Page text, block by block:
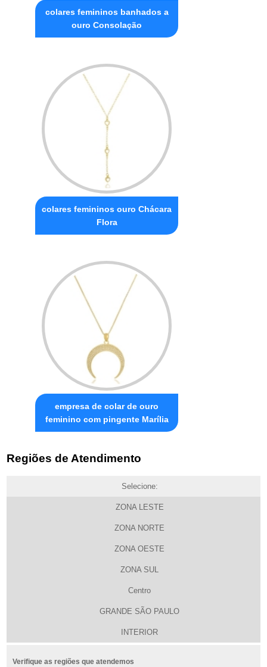
colares femininos banhados a
ouro Consolação
colares femininos ouro Chácara
Flora
empresa de colar de ouro
feminino com pingente Marília
Regiões de Atendimento
Selecione:
ZONA LESTE
ZONA NORTE
ZONA OESTE
ZONA SUL
Centro
GRANDE SÃO PAULO
INTERIOR
Verifique as regiões que atendemos